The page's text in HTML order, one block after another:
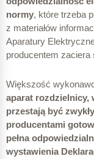
normy, które trzeba
z materiałów
Aparatury
producentem
Większość
aparat rozdzielnicy,
przestają być
producentami
pełna
wystawienia